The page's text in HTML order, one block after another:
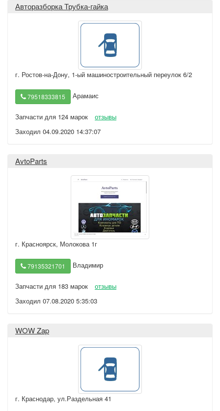
Авторазборка Трубка-гайка
г. Ростов-на-Дону, 1-ый машиностроительный переулок 6/2
79518333815 Арамаис
Запчасти для 124 марок
отзывы
Заходил 04.09.2020 14:37:07
AvtoParts
г. Красноярск, Молокова 1г
79135321701 Владимир
Запчасти для 183 марок
отзывы
Заходил 07.08.2020 5:35:03
WOW Zap
г. Краснодар, ул.Раздельная 41